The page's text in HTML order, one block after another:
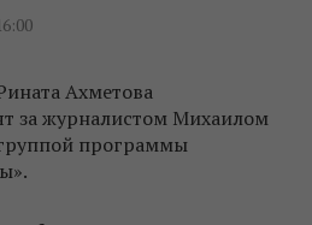
Ахметова
за журналистом Михаилом
программы